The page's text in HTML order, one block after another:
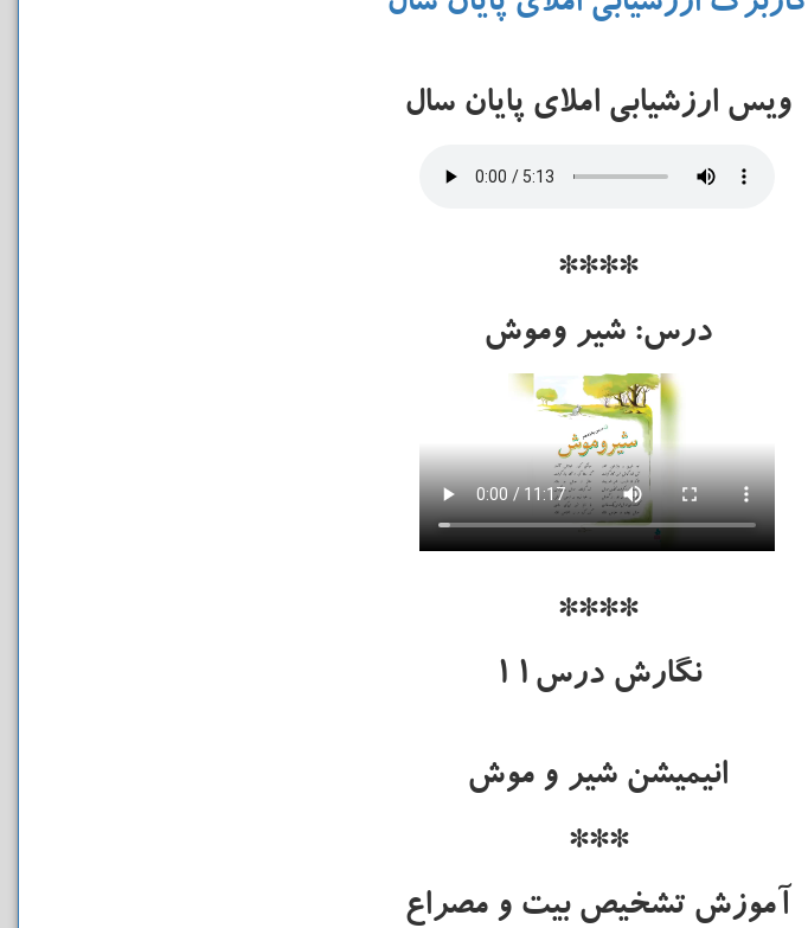
ویس ارزشیابی املای پایان سال
****
درس: شیر وموش
****
نگارش درس۱۱
انیمیشن شیر و موش
***
آموزش تشخیص بیت و مصراع